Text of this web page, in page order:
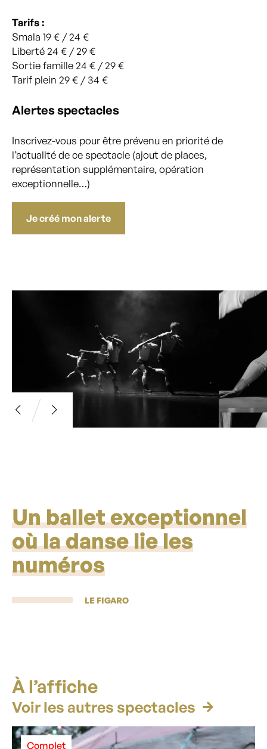
Tarifs :
Smala 19 € / 24 €
Liberté 24 € / 29 €
Sortie famille 24 € / 29 €
Tarif plein 29 € / 34 €
Alertes spectacles
Inscrivez-vous pour être prévenu en priorité de
l’actualité de ce spectacle (ajout de places,
représentation supplémentaire, opération
exceptionnelle…)
Je créé mon alerte
Un ballet exceptionnel
où la danse lie les
numéros
LE FIGARO
À l’affiche
Voir les autres spectacles
Complet